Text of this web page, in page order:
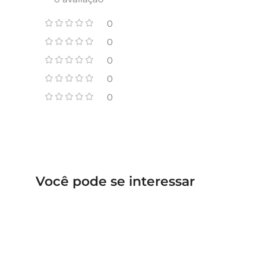
0
0
0
0
0
Você pode se interessar